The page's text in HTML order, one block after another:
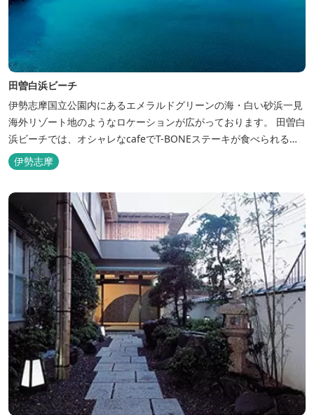
田曽白浜ビーチ
伊勢志摩国立公園内にあるエメラルドグリーンの海・白い砂浜一見
海外リゾート地のようなロケーションが広がっております。 田曽白
浜ビーチでは、オシャレなcafeでT-BONEステーキが食べられる。
又、海を見ながら黄昏るのもよし、アクティブにマリンアクティビ
ティ・スカイダイビング・ヘリコプタークルージングを体験するこ
ともできます。 是非、田曽白浜にございます施設紹介のVTRをご参
伊勢志摩